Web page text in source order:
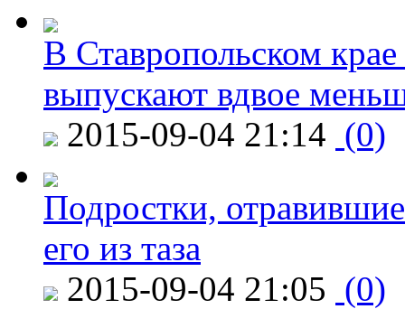
В Ставропольском
выпускают вдвое
2015-09-04 21:14 (0)
Подростки,
его из таза
2015-09-04 21:05 (0)